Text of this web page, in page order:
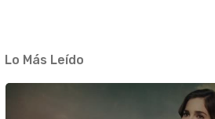
Lo Más Leído